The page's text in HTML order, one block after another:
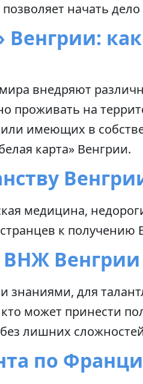
начать
Венгрии:
мира внедряют
проживать на
имеющих в
карта» Венгрии.
медицина,
к
ВНЖ Венгрии
для
может принести
лишних
по